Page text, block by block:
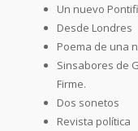
Un nuevo
Desde Londres
Poema de una
Sinsabores de
Firme.
Dos sonetos
Revista política